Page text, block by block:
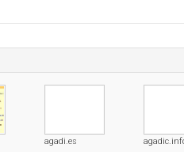
agadi.es